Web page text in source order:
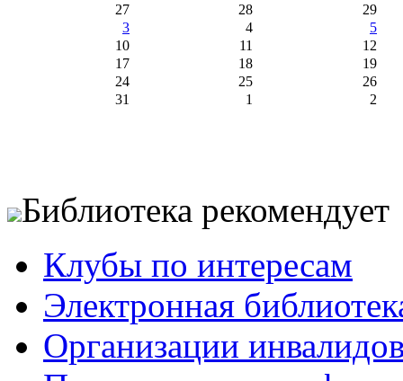
27
28
29
3
4
5
10
11
12
17
18
19
24
25
26
31
1 2
Библиотека рекомендует
Клубы по интересам
Электронная
Организации